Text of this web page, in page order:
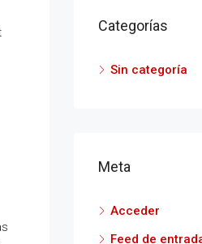
Categorías
Sin categoría
Meta
Acceder
Feed de